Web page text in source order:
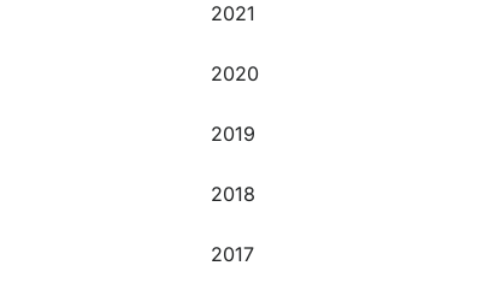
2021
2020
2019
2018
2017